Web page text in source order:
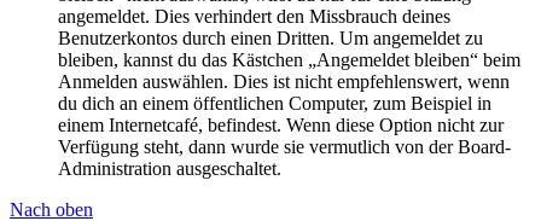
angemeldet. Dies verhindert den Missbrauch deines
Benutzerkontos durch einen Dritten. Um angemeldet zu
bleiben, kannst du das Kästchen „Angemeldet bleiben“ beim
Anmelden auswählen. Dies ist nicht empfehlenswert, wenn
du dich an einem öffentlichen Computer, zum Beispiel in
einem Internetcafé, befindest. Wenn diese Option nicht zur
Verfügung steht, dann wurde sie vermutlich von der Board-
Administration ausgeschaltet.
Nach oben